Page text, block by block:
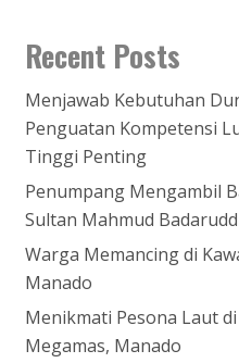
Recent Posts
Menjawab Kebutuhan
Penguatan Kompetensi
Tinggi Penting
Penumpang Mengambil
Sultan Mahmud
Warga Memancing di
Manado
Menikmati Pesona Laut
Megamas, Manado